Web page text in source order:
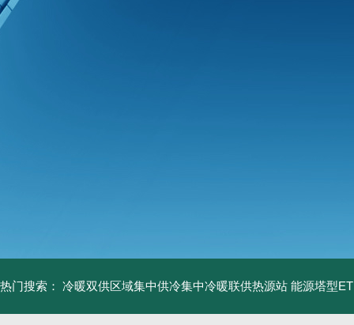
热门搜索： 冷暖双供区域集中供冷集中冷暖联供热源站 能源塔型